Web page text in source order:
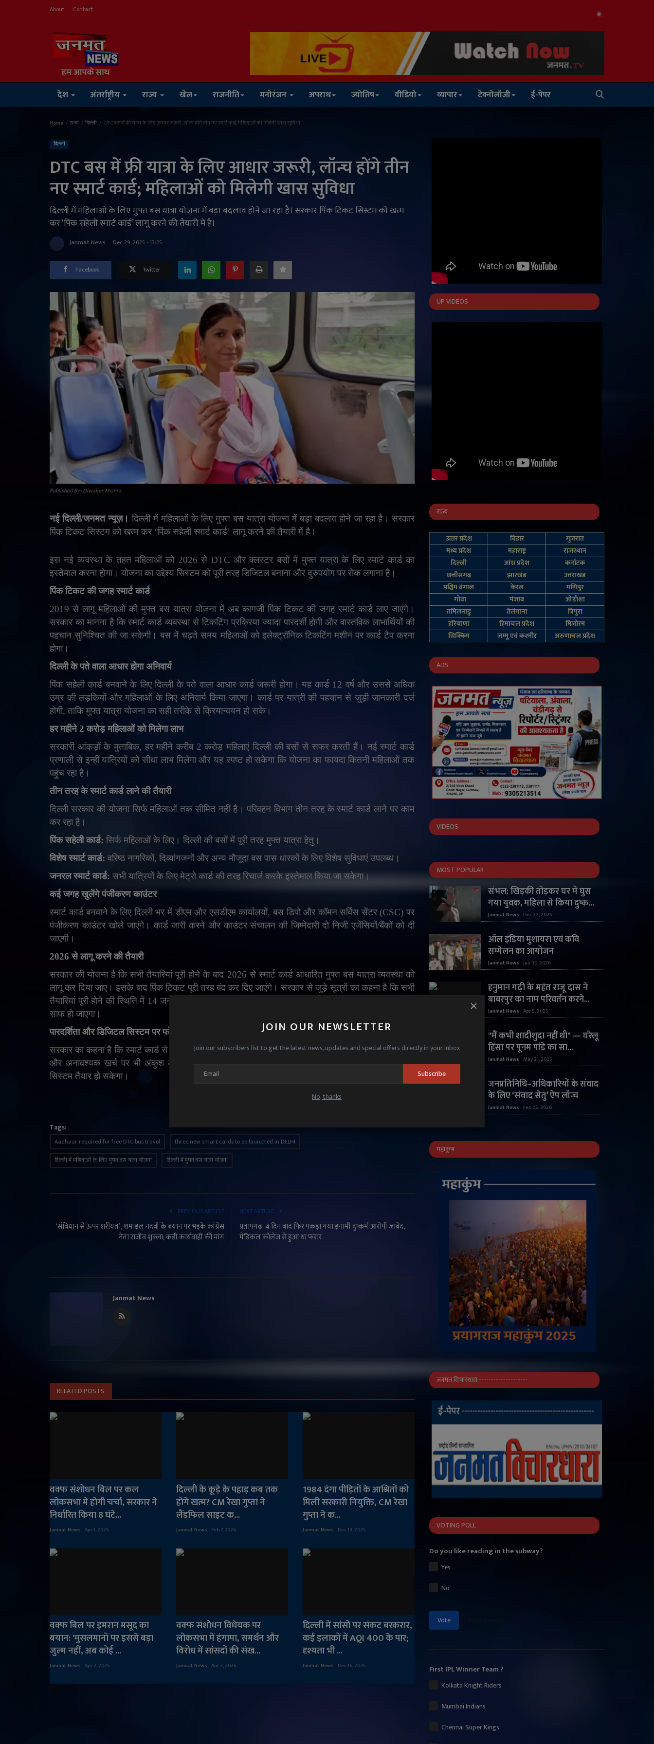
About Contact
देश अंतर्राष्ट्रीय राज्य खेल राजनीति मनोरंजन अपराध ज्योतिष वीडियो व्यापार टेक्नोलॉजी ई-पेपर
JOIN OUR NEWSLETTER
Join our subscribers list to get the latest news, updates and special offers directly in your inbox
Subscribe
No, thanks
Home राज्य दिल्‍ली DTC बस में फ्री यात्रा के लिए आधार जरूरी, लॉन्च होंगे तीन नए स्मार्ट कार्ड; महिलाओं को मिलेगी खास सुविधा
दिल्‍ली
DTC बस में फ्री यात्रा के लिए आधार जरूरी, लॉन्च होंगे तीन
नए स्मार्ट कार्ड; महिलाओं को मिलेगी खास सुविधा
दिल्ली में महिलाओं के लिए मुफ्त बस यात्रा योजना में बड़ा बदलाव होने जा रहा है। सरकार पिंक टिकट सिस्टम को खत्म
कर ‘पिंक सहेली स्मार्ट कार्ड’ लागू करने की तैयारी में है।
Janmat News Dec 29, 2025 - 13:25
Facebook Twitter
Published By- Diwaker Mishra
नई दिल्ली/जनमत न्यूज़। दिल्ली में महिलाओं के लिए मुफ्त बस यात्रा योजना में बड़ा बदलाव होने जा रहा है। सरकार
पिंक टिकट सिस्टम को खत्म कर ‘पिंक सहेली स्मार्ट कार्ड’ लागू करने की तैयारी में है।
इस नई व्यवस्था के तहत महिलाओं को 2026 से DTCऔर क्लस्टर बसों में मुफ्त यात्रा के लिए स्मार्ट कार्ड का
इस्तेमाल करना होगा। योजना का उद्देश्य सिस्टम को पूरी तरह डिजिटल बनाना और दुरुपयोग पर रोक लगाना है।
पिंक टिकट की जगह स्मार्ट कार्ड
2019 से लागू महिलाओं की मुफ्त बस यात्रा योजना में अब कागजी पिंक टिकट की जगह स्मार्ट कार्ड लाए जाएंगे।
सरकार का मानना है कि स्मार्ट कार्ड व्यवस्था से टिकटिंग प्रक्रिया ज्यादा पारदर्शी होगी और वास्तविक लाभार्थियों की
पहचान सुनिश्चित की जा सकेगी। बस में चढ़ते समय महिलाओं को इलेक्ट्रॉनिक टिकटिंग मशीन पर कार्ड टैप करना
होगा।
दिल्ली के पते वाला आधार होगा अनिवार्य
पिंक सहेली कार्ड बनवाने के लिए दिल्ली के पते वाला आधार कार्ड जरूरी होगा। यह कार्ड 12 वर्ष और उससे अधिक
उम्र की लड़कियों और महिलाओं के लिए अनिवार्य किया जाएगा। कार्ड पर यात्री की पहचान से जुड़ी जानकारी दर्ज
होगी, ताकि मुफ्त यात्रा योजना का सही तरीके से क्रियान्वयन हो सके।
हर महीने 2 करोड़ महिलाओं को मिलेगा लाभ
सरकारी आंकड़ों के मुताबिक, हर महीने करीब 2 करोड़ महिलाएं दिल्ली की बसों से सफर करती हैं। नई स्मार्ट कार्ड
प्रणाली से इन्हीं यात्रियों को सीधा लाभ मिलेगा और यह स्पष्ट हो सकेगा कि योजना का फायदा कितनी महिलाओं तक
पहुंच रहा है।
तीन तरह के स्मार्ट कार्ड लाने की तैयारी
दिल्ली सरकार की योजना सिर्फ महिलाओं तक सीमित नहीं है। परिवहन विभाग तीन तरह के स्मार्ट कार्ड लाने पर काम
कर रहा है।
पिंक सहेली कार्ड: सिर्फ महिलाओं के लिए। दिल्ली की बसों में पूरी तरह मुफ्त यात्रा हेतु।
विशेष स्मार्ट कार्ड: वरिष्ठ नागरिकों, दिव्यांगजनों और अन्य मौजूदा बस पास धारकों के लिए विशेष सुविधाएं उपलब्ध।
जनरल स्मार्ट कार्ड: सभी यात्रियों के लिए मेट्रो कार्ड की तरह रिचार्ज करके इस्तेमाल किया जा सकेगा।
कई जगह खुलेंगे पंजीकरण काउंटर
स्मार्ट कार्ड बनवाने के लिए दिल्ली भर में डीएम और एसडीएम कार्यालयों, बस डिपो और कॉमन सर्विस सेंटर (CSC)पर
पंजीकरण काउंटर खोले जाएंगे। कार्ड जारी करने और काउंटर संचालन की जिम्मेदारी दो निजी एजेंसियों/बैंकों को दी
जाएगी।
2026 से लागू करने की तैयारी
सरकार की योजना है कि सभी तैयारियां पूरी होने के बाद 2026 से स्मार्ट कार्ड आधारित मुफ्त बस यात्रा व्यवस्था को
लागू कर दिया जाए। इसके बाद पिंक टिकट पूरी तरह बंद कर दिए जाएंगे। सरकार से जुड़े सूत्रों का कहना है कि सभी
तैयारियां पूरी होने की स्थिति में 14 जनवरी के बाद किसी भी समय स्मार्ट कार्ड आधारित व्यवस्था लागू करने का रास्ता
साफ हो जाएगा।
पारदर्शिता और डिजिटल सिस्टम पर फोकस
सरकार का कहना है कि स्मार्ट कार्ड से न केवल व्यवस्था डिजिटल होगी ,बल्कि मुफ्त यात्रा योजना में लीकेज ,फर्जीवाड़े
और अनावश्यक खर्च पर भी अंकुश लगेगा। साथ ही
बस यात्रियों के लिए एक आधुनिक और एकीकृत टिकटिंग
सिस्टम तैयार हो सकेगा।
Tags:
Aadhaar required for free DTC bus travel
three new smart cards to be launched in DELHI
दिल्ली में महिलाओं के लिए मुफ्त बस यात्रा योजना
दिल्ली में मुफ्त बस यात्रा योजना
PREVIOUS ARTICLE
‘संविधान से ऊपर शरीयत’, शमाइल नदवी के बयान पर भड़के कांग्रेस
नेता राजीव शुक्ला; कड़ी कार्यवाही की मांग
NEXT ARTICLE
प्रतापगढ़: 4 दिन बाद फिर पकड़ा गया इनामी दुष्कर्म आरोपी जावेद,
मेडिकल कॉलेज से हुआ था फरार
Janmat News
RELATED POSTS
वक्फ संशोधन बिल पर कल
लोकसभा में होगी चर्चा, सरकार ने
निर्धारित किया 8 घंटे...
Janmat News Apr 1, 2025
दिल्ली के कूड़े के पहाड़ कब तक
होंगे खत्म? CM रेखा गुप्ता ने
लैंडफिल साइट क...
Janmat News Feb 7, 2026
1984 दंगा पीड़ितों के आश्रितों को
मिली सरकारी नियुक्ति, CM रेखा
गुप्ता ने क...
Janmat News Dec 13, 2025
वक्फ बिल पर इमरान मसूद का
बयान: 'मुसलमानों पर इससे बड़ा
जुल्म नहीं, अब कोई ...
Janmat News Apr 2, 2025
वक्फ संशोधन विधेयक पर
लोकसभा में हंगामा, समर्थन और
विरोध में सांसदों की संख...
Janmat News Apr 2, 2025
दिल्ली में सांसों पर संकट बरकरार,
कई इलाकों में AQI 400 के पार;
दृश्यता भी ...
Janmat News Dec 16, 2025
UP VIDEOS
राज्य
उत्‍तर प्रदेश बिहार
गुजरात
मध्य प्रदेश
महाराष्ट्र
राजस्थान
दिल्‍ली
आंध्र प्रदेश
कर्नाटक
छत्तीसगढ़
झारखंड
उत्तराखंड
पश्चिम बंगाल
केरल
मणिपुर
गोवा
पंजाब
ओड़ीशा
तमिलनाडु
तेलंगाना
त्रिपुरा
हरियाणा
हिमाचल प्रदेश
मिज़ोरम
सिक्किम
जम्‍मू एवं कश्‍मीर अरुणाचल प्रदेश
ADS
VIDEOS
MOST POPULAR
संभल: खिड़की तोड़कर घर में घुस
गया युवक, महिला से किया दुष्क...
Janmat News Dec 22, 2025
ऑल इंडिया मुशायरा एवं कवि
सम्मेलन का आयोजन
Janmat News Jan 30, 2026
हनुमान गढ़ी के महंत राजू दास ने
बाबरपुर का नाम परिवर्तन करने...
Janmat News Apr 5, 2025
"मैं कभी शादीशुदा नहीं थी" — घरेलू
हिंसा पर पूनम पांडे का सा...
Janmat News May 21, 2025
जनप्रतिनिधि–अधिकारियों के संवाद
के लिए ‘संवाद सेतु’ ऐप लॉन्च
Janmat News Feb 25, 2026
महाकुंभ
जनमत विचारधारा --------------------
VOTING POLL
Do you like reading in the subway?
Yes
No
Vote
First IPL Winner Team ?
Kolkata Knight Riders
Mumbai Indians
Chennai Super Kings